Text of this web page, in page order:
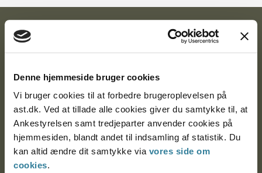
Denne hjemmeside bruger cookies
Vi bruger cookies til at forbedre brugeroplevelsen på
ast.dk. Ved at tillade alle cookies giver du samtykke til, at
Ankestyrelsen samt tredjeparter anvender cookies på
hjemmesiden, blandt andet til indsamling af statistik. Du
kan altid ændre dit samtykke via vores side om
cookies.
Ankestyrelsen
Postadresse:
Nytorv 7, 2. sal
9000 Aalborg
Ankestyrelsen Aalborg